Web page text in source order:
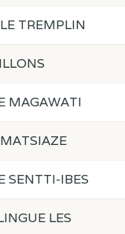
TREMPLIN
MAGAWATI
SENTTI-IBES
LES